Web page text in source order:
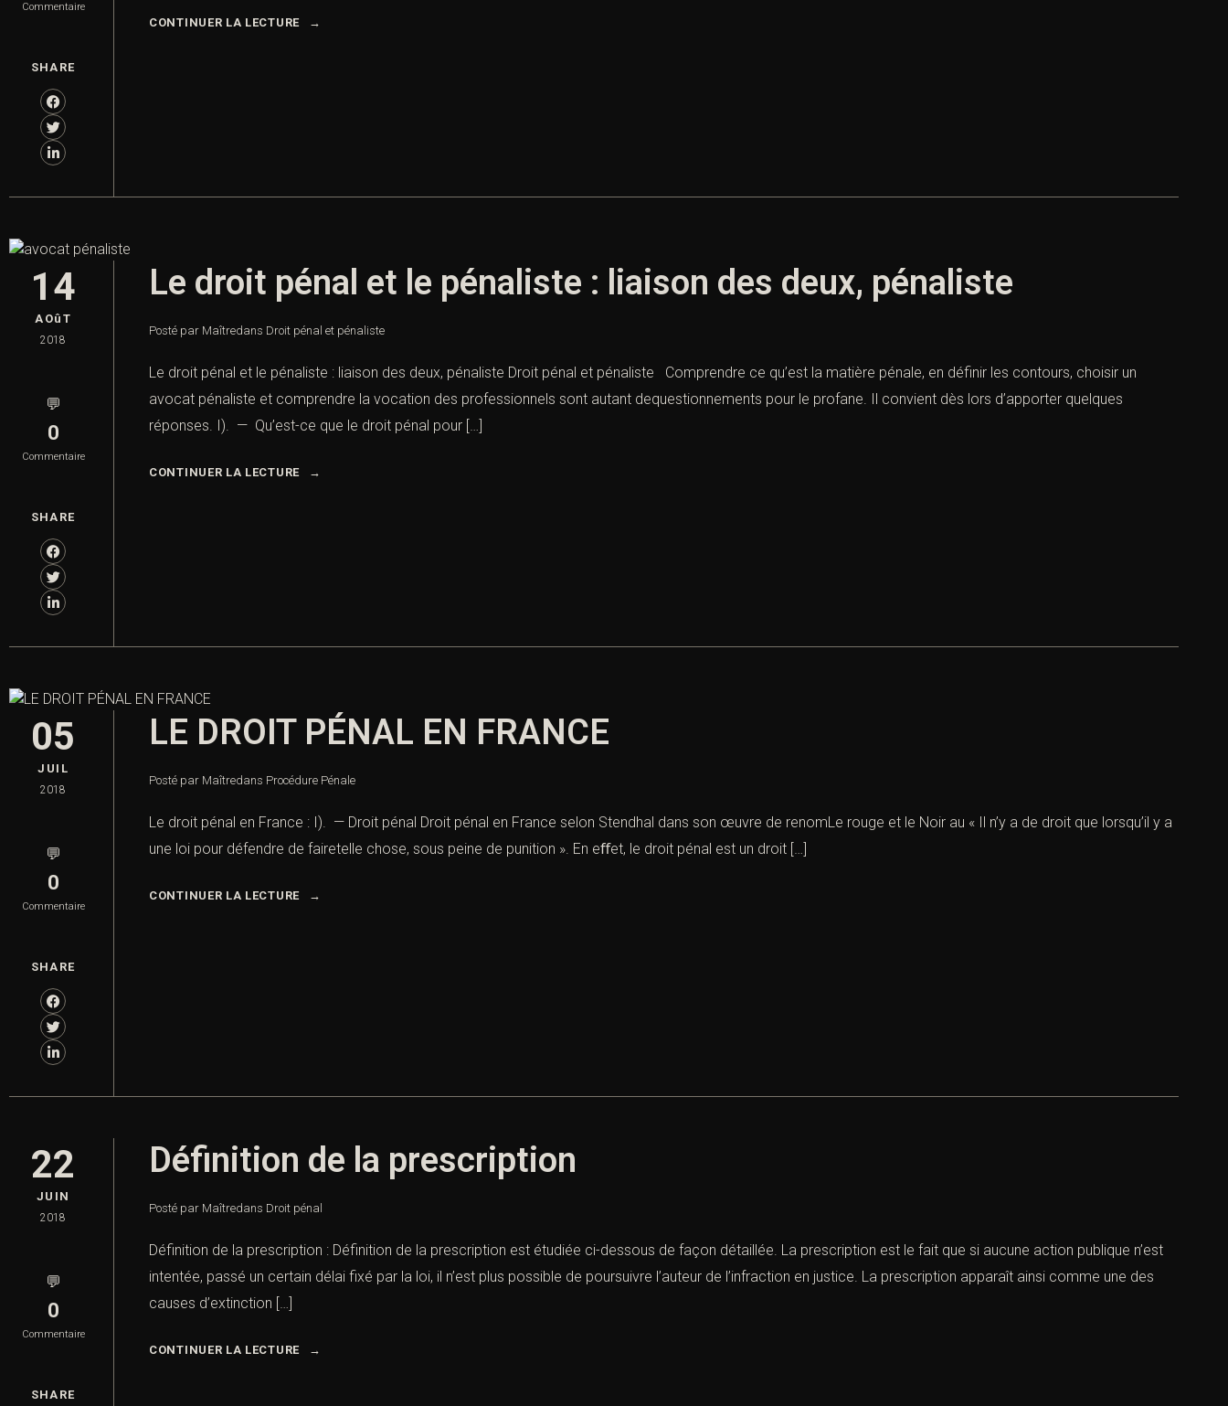
Commentaire
SHARE
CONTINUER LA LECTURE
14
AOûT
2018
💬
0
Commentaire
SHARE
Le droit pénal et le pénaliste : liaison des deux, pénaliste
Posté par Maîtredans Droit pénal et pénaliste
Le droit pénal et le pénaliste : liaison des deux, pénaliste Droit pénal et pénaliste Comprendre ce qu’est la matière pénale, en définir les contours, choisir un
avocat pénaliste et comprendre la vocation des professionnels sont autant dequestionnements pour le profane. Il convient dès lors d’apporter quelques
réponses. I). — Qu’est-ce que le droit pénal pour […]
CONTINUER LA LECTURE
05
JUIL
2018
💬
0
Commentaire
SHARE
LE DROIT PÉNAL EN FRANCE
Posté par Maîtredans Procédure Pénale
Le droit pénal en France : I). — Droit pénal Droit pénal en France selon Stendhal dans son œuvre de renomLe rouge et le Noir au « Il n’y a de droit que lorsqu’il y a
une loi pour défendre de fairetelle chose, sous peine de punition ». En eﬀet, le droit pénal est un droit […]
CONTINUER LA LECTURE
22
JUIN
2018
💬
0
Commentaire
SHARE
Définition de la prescription
Posté par Maîtredans Droit pénal
Définition de la prescription : Définition de la prescription est étudiée ci-dessous de façon détaillée. La prescription est le fait que si aucune action publique n’est
intentée, passé un certain délai fixé par la loi, il n’est plus possible de poursuivre l’auteur de l’infraction en justice. La prescription apparaît ainsi comme une des
causes d’extinction […]
CONTINUER LA LECTURE